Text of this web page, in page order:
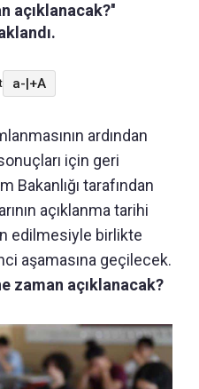
açıklanacak?''
a-|+A
ardından
için geri
Bakanlığı tarafından
açıklanma tarihi
edilmesiyle birlikte
aşamasına geçilecek.
zaman açıklanacak?